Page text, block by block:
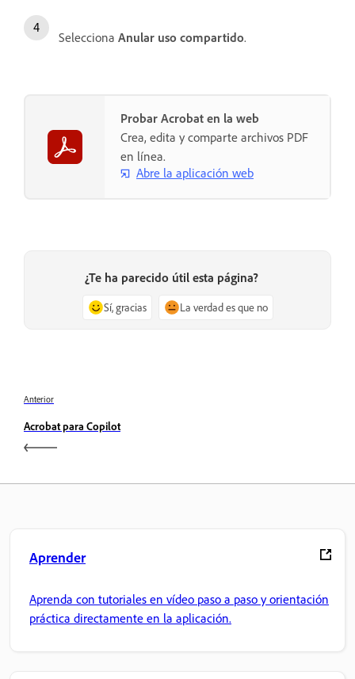
Selecciona Anular uso compartido.
Probar Acrobat en la web
Crea, edita y comparte archivos PDF
en línea.
Abre la aplicación web
¿Te ha parecido útil esta página?
Sí, gracias La verdad es que no
Anterior
Acrobat para Copilot
Aprender
Aprenda con tutoriales en vídeo paso a paso y orientación
práctica directamente en la aplicación.